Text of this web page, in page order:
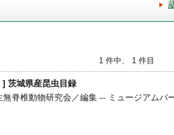
1 件中、 1 件目
茨城県産昆虫目録
無脊椎動物研究会／編集 -- ミュージアムパ